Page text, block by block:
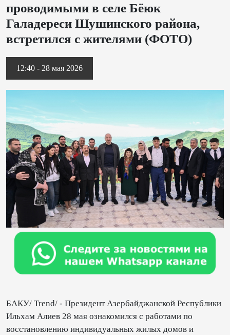
проводимыми в селе Бёюк
Галадереси Шушинского района,
встретился с жителями (ФОТО)
12:40 - 28 мая 2026
БАКУ/ Trend/ - Президент Азербайджанской Республики
Ильхам Алиев 28 мая ознакомился с работами по
восстановлению индивидуальных жилых домов и